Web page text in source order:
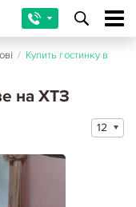
/ Купить гостинку в
на ХТЗ
12